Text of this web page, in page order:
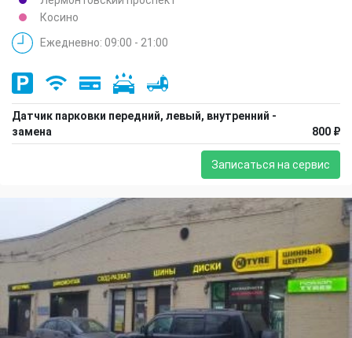
Косино
Ежедневно: 09:00 - 21:00
Датчик парковки передний, левый, внутренний -
замена
800 ₽
Записаться на сервис